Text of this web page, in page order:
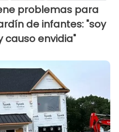
problemas para
de infantes: "soy
causo envidia"